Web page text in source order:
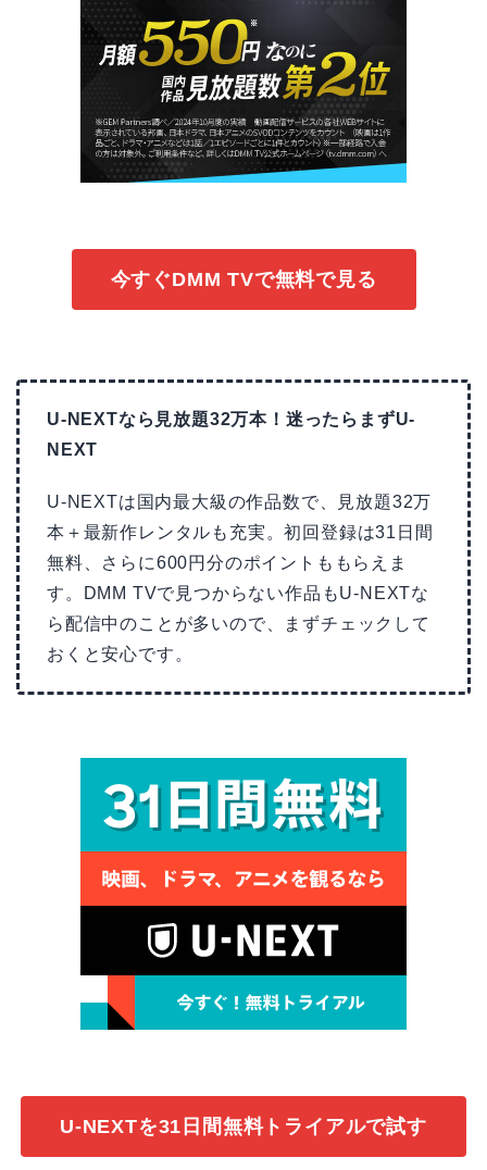
今すぐDMM TVで無料で見る
U-NEXTなら見放題32万本！迷ったらまずU-
NEXT
U-NEXTは国内最大級の作品数で、見放題32万
本＋最新作レンタルも充実。初回登録は31日間
無料、さらに600円分のポイントももらえま
す。DMM TVで見つからない作品もU-NEXTな
ら配信中のことが多いので、まずチェックして
おくと安心です。
U-NEXTを31日間無料トライアルで試す